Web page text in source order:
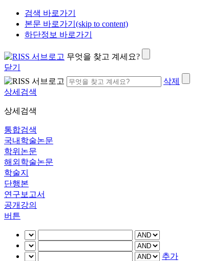
검색 바로가기
본문 바로가기(skip to content)
하단정보 바로가기
무엇을 찾고 계세요?
닫기
삭제
상세검색
상세검색
통합검색
국내학술논문
학위논문
해외학술논문
학술지
단행본
연구보고서
공개강의
버튼
추가